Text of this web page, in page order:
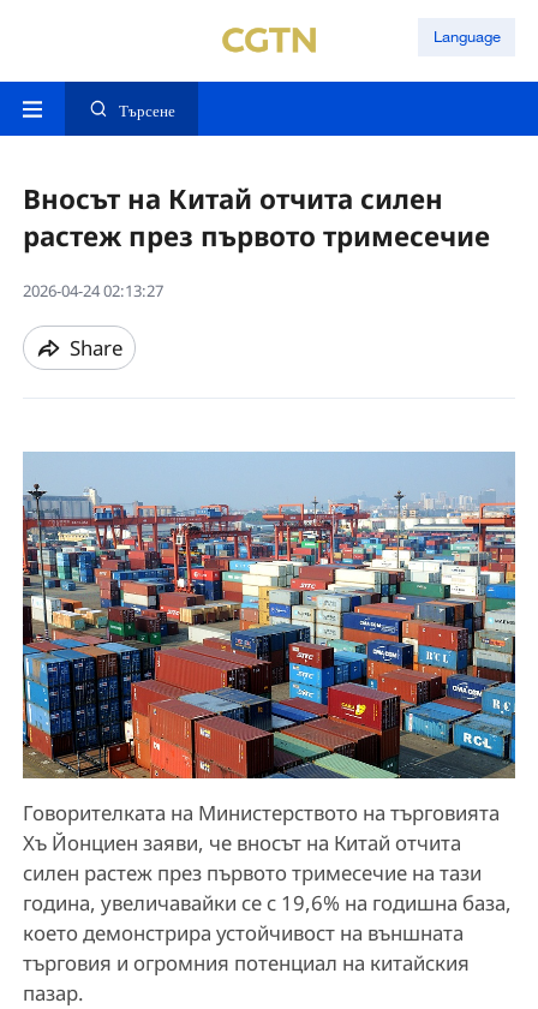
Language
Търсене
Вносът на Китай отчита силен
растеж през първото тримесечие
2026-04-24 02:13:27
Share
Говорителката на Министерството на търговията
Хъ Йонциен заяви, че вносът на Китай отчита
силен растеж през първото тримесечие на тази
година, увеличавайки се с 19,6% на годишна база,
което демонстрира устойчивост на външната
търговия и огромния потенциал на китайския
пазар.